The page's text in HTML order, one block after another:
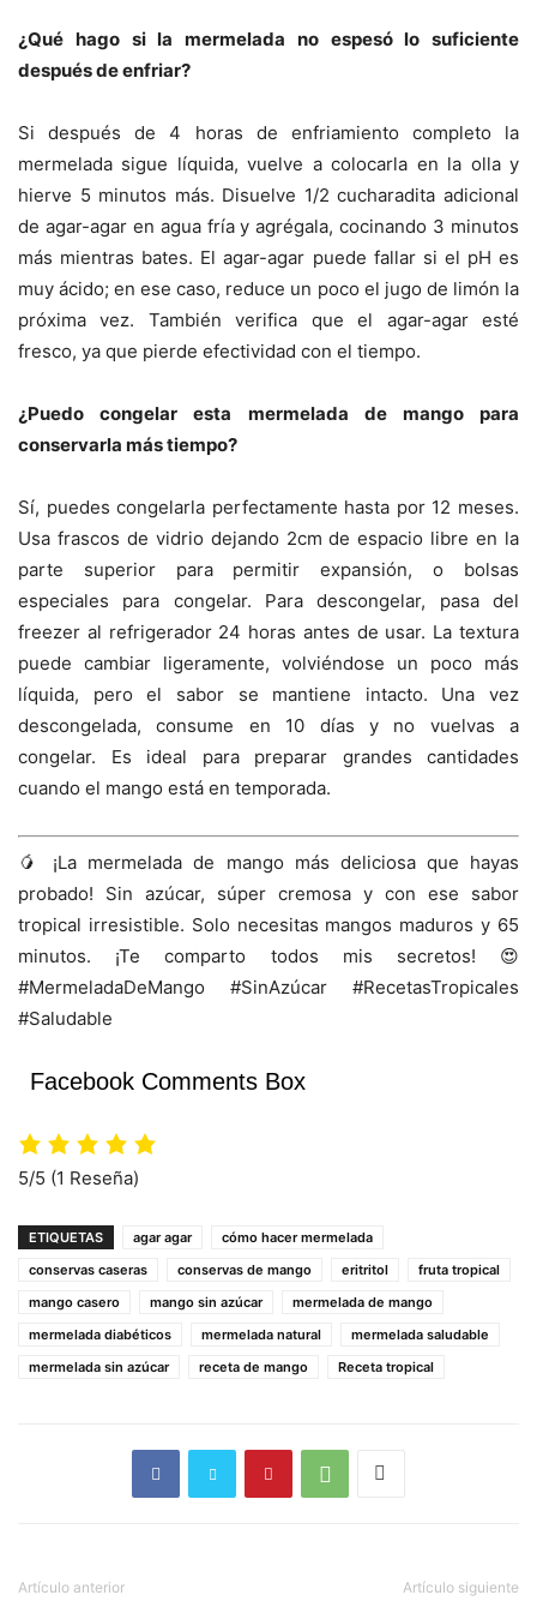
¿Qué hago si la mermelada no espesó lo suficiente
después de enfriar?
Si después de 4 horas de enfriamiento completo la
mermelada sigue líquida, vuelve a colocarla en la olla y
hierve 5 minutos más. Disuelve 1/2 cucharadita adicional
de agar-agar en agua fría y agrégala, cocinando 3 minutos
más mientras bates. El agar-agar puede fallar si el pH es
muy ácido; en ese caso, reduce un poco el jugo de limón la
próxima vez. También verifica que el agar-agar esté
fresco, ya que pierde efectividad con el tiempo.
¿Puedo congelar esta mermelada de mango para
conservarla más tiempo?
Sí, puedes congelarla perfectamente hasta por 12 meses.
Usa frascos de vidrio dejando 2cm de espacio libre en la
parte superior para permitir expansión, o bolsas
especiales para congelar. Para descongelar, pasa del
freezer al refrigerador 24 horas antes de usar. La textura
puede cambiar ligeramente, volviéndose un poco más
líquida, pero el sabor se mantiene intacto. Una vez
descongelada, consume en 10 días y no vuelvas a
congelar. Es ideal para preparar grandes cantidades
cuando el mango está en temporada.
🥭 ¡La mermelada de mango más deliciosa que hayas
probado! Sin azúcar, súper cremosa y con ese sabor
tropical irresistible. Solo necesitas mangos maduros y 65
minutos. ¡Te comparto todos mis secretos! 😍
#MermeladaDeMango #SinAzúcar #RecetasTropicales
#Saludable
Facebook Comments Box
5/5 (1 Reseña)
ETIQUETAS agar agar
cómo hacer mermelada
conservas caseras
conservas de mango eritritol
fruta tropical
mango casero
mango sin azúcar
mermelada de mango
mermelada diabéticos
mermelada natural
mermelada saludable
mermelada sin azúcar
receta de mango Receta tropical
Artículo anterior Artículo siguiente